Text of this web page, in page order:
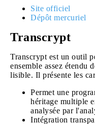
Site officiel
Dépôt mercuriel
Transcrypt
Transcrypt est un outil
ensemble assez étendu
lisible. Il présente les
Permet une
héritage multiple
analysée par
Intégration